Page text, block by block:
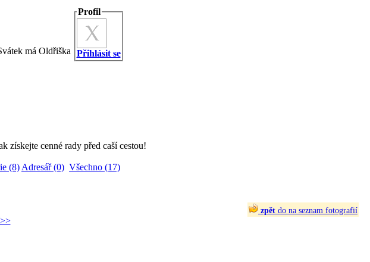
má Oldřiška
Profil
Přihlásit se
získejte cenné rady před caší cestou!
(8) Adresář (0) Všechno (17)
zpět do na seznam fotografií